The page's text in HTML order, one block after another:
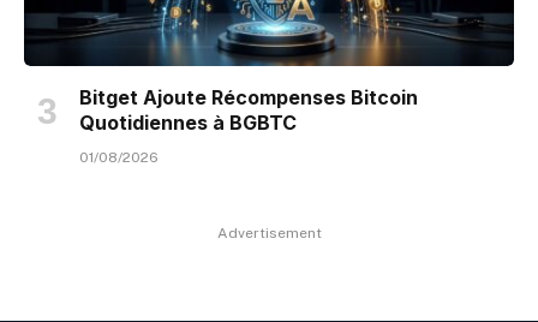
Bitget Ajoute Récompenses Bitcoin
Quotidiennes à BGBTC
01/08/2026
Advertisement